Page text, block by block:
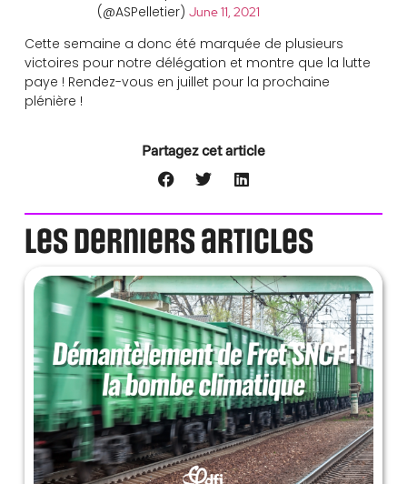
(@ASPelletier) June 11, 2021
Cette semaine a donc été marquée de plusieurs
victoires pour notre délégation et montre que la lutte
paye ! Rendez-vous en juillet pour la prochaine
plénière !
Partagez cet article
Les derniers articles